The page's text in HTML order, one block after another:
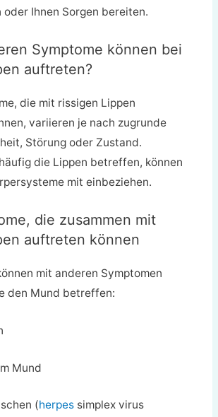
oder Ihnen Sorgen bereiten.
Symptome können bei
auftreten?
die mit rissigen Lippen
variieren je nach zugrunde
Störung oder Zustand.
die Lippen betreffen, können
mit einbeziehen.
die zusammen mit
auftreten können
mit anderen Symptomen
den Mund betreffen:
Mund
(herpes simplex virus